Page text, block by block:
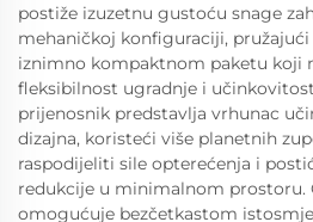
postiže izuzetnu gustoću snage
mehaničkoj konfiguraciji,
iznimno kompaktnom paketu koji
fleksibilnost ugradnje i
prijenosnik predstavlja vrhunac
dizajna, koristeći više planetnih
raspodijeliti sile opterećenja i
redukcije u minimalnom prostoru.
omogućuje bezčetkastom